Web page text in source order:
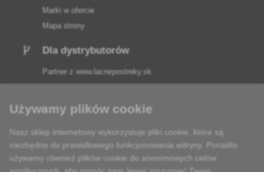
Marki w ofercie
Mapa strony
Dla dystrybutorów
Partner z www.lacnepostreky.sk
Zawsze służymy fachową poradą
Używamy plików cookie
Nasz sklep internetowy wykorzystuje pliki cookie, które są
niezbędne do prawidłowego funkcjonowania witryny. Ponadto
używamy również plików cookie do anonimowych celów